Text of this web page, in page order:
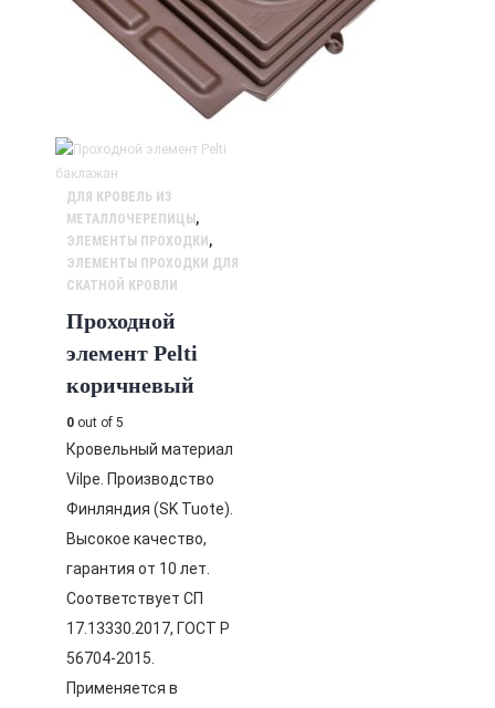
ДЛЯ КРОВЕЛЬ ИЗ
МЕТАЛЛОЧЕРЕПИЦЫ ,
ЭЛЕМЕНТЫ ПРОХОДКИ ,
ЭЛЕМЕНТЫ ПРОХОДКИ ДЛЯ
СКАТНОЙ КРОВЛИ
Проходной
элемент Pelti
коричневый
0 out of 5
Кровельный материал
Vilpe. Производство
Финляндия (SK Tuote).
Высокое качество,
гарантия от 10 лет.
Соответствует СП
17.13330.2017, ГОСТ Р
56704-2015.
Применяется в